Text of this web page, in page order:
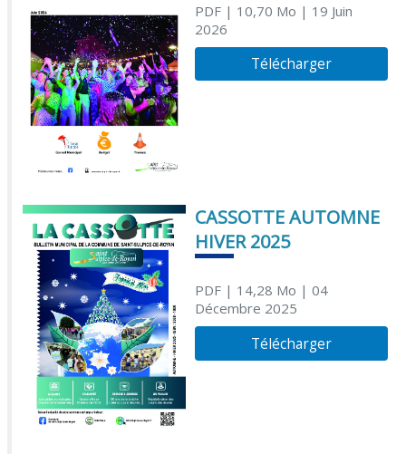
PDF| 10,70 Mo | 19 Juin
2026
Télécharger
CASSOTTE AUTOMNE
HIVER 2025
PDF| 14,28 Mo | 04
Décembre 2025
Télécharger